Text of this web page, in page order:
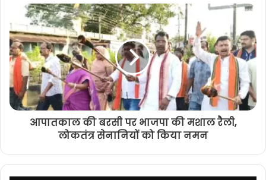
आपातकाल की बरसी पर भाजपा की मशाल रैली,
लोकतंत्र सेनानियों को किया नमन